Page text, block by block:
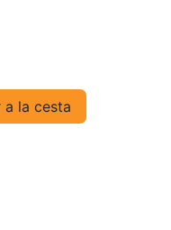
a la cesta